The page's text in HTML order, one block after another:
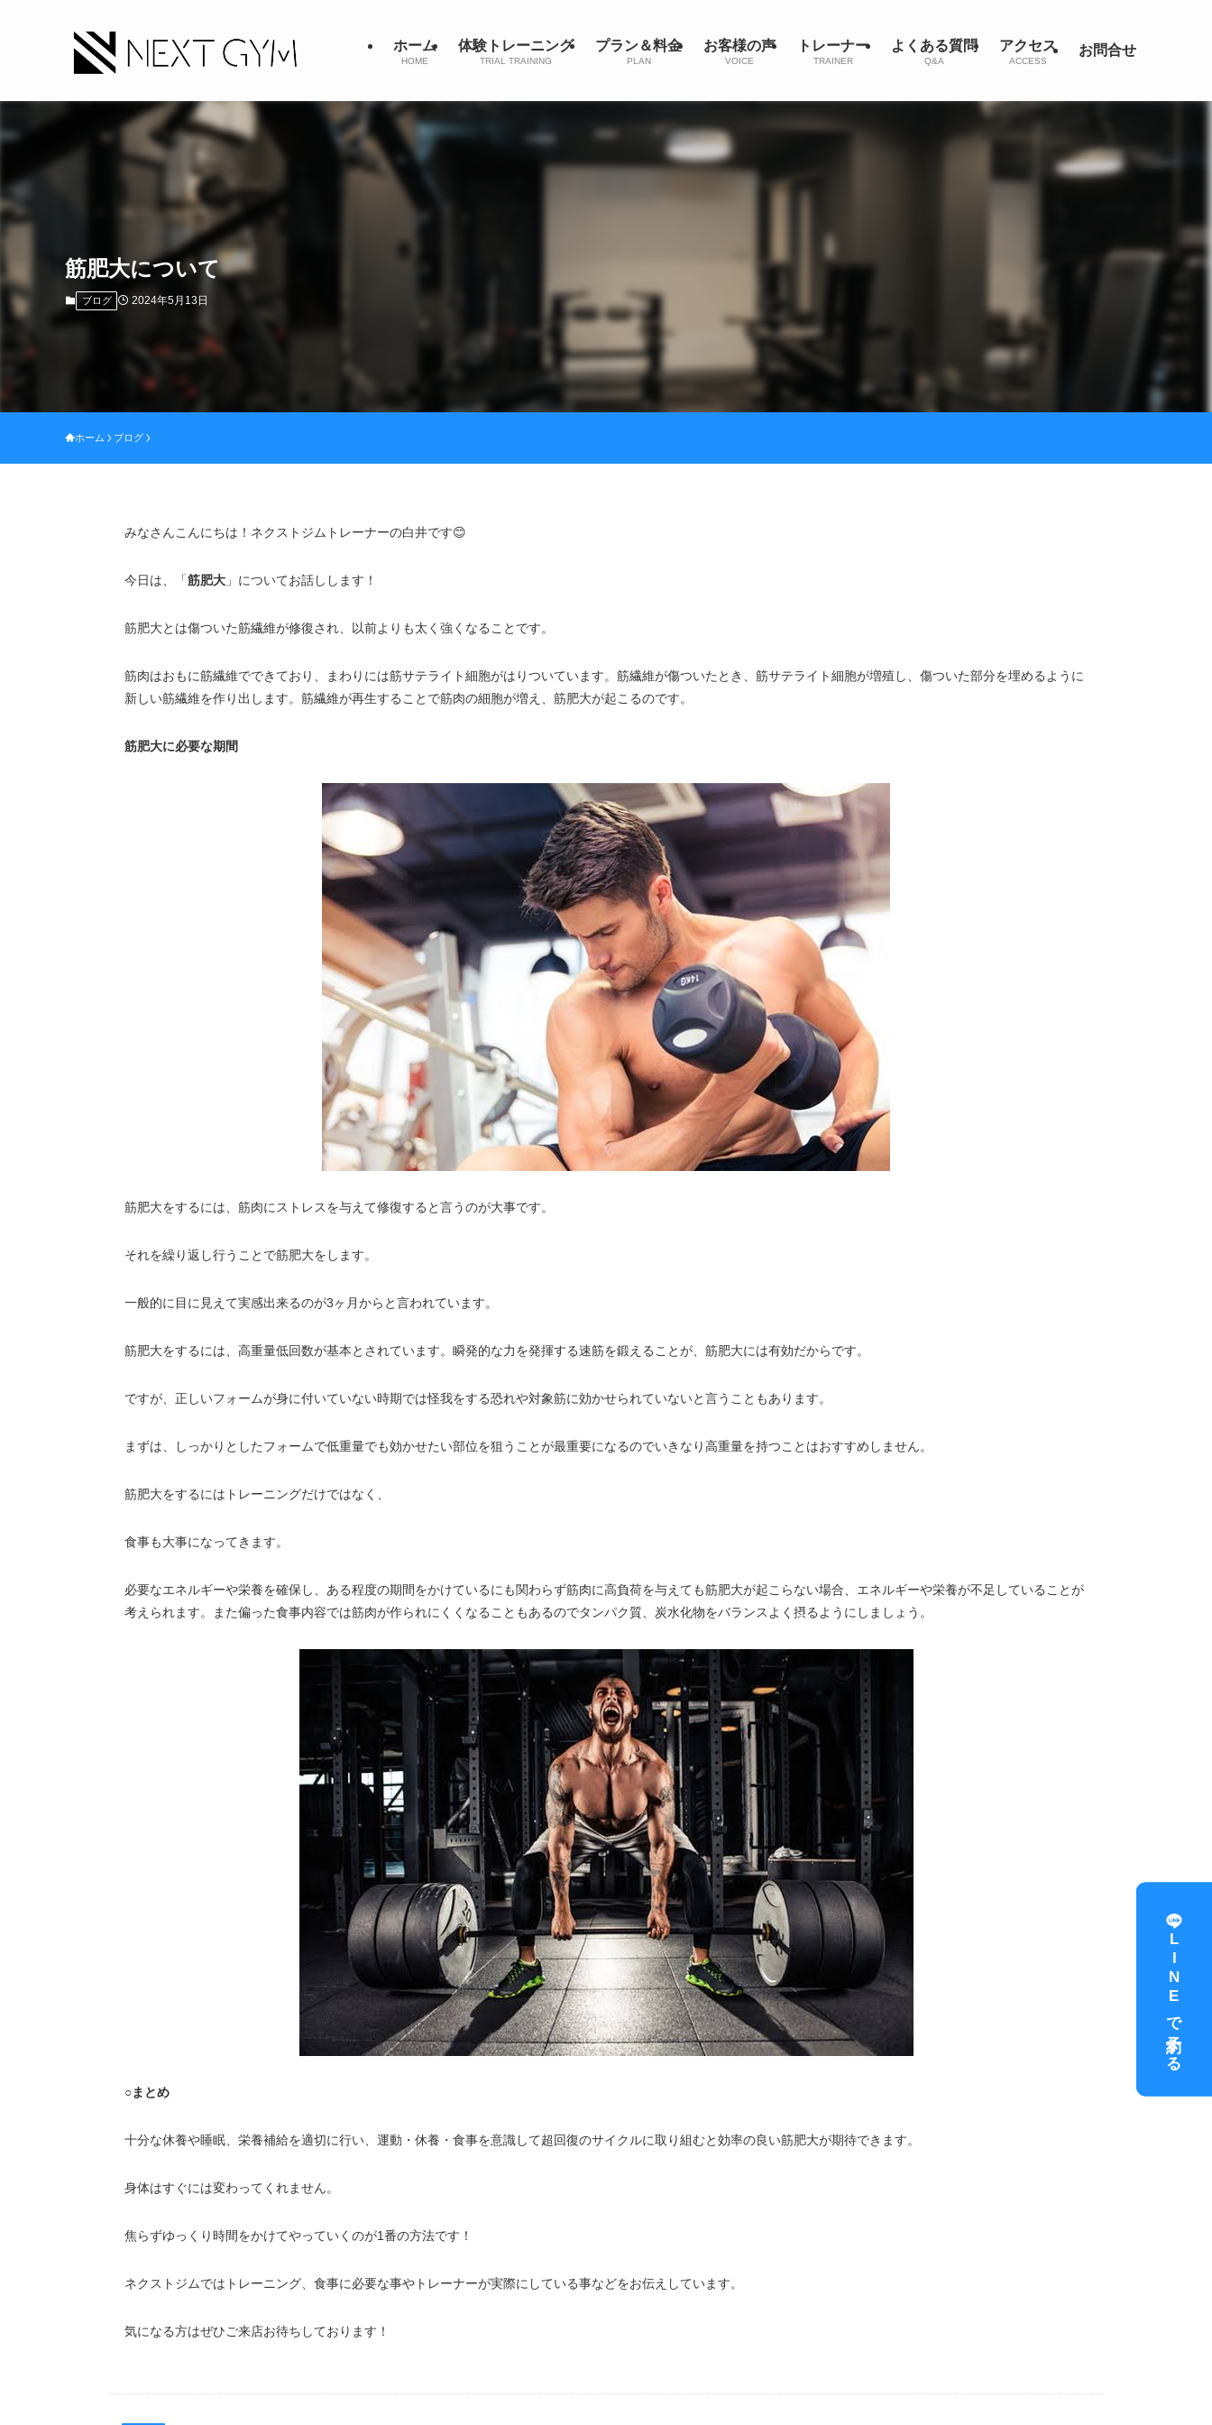
ホーム
HOME
体験トレーニング
TRIAL TRAINING
プラン＆料金
PLAN
お客様の声
VOICE
トレーナー
TRAINER
よくある質問
Q&A
アクセス
ACCESS
お問合せ
筋肥大について
ブログ 2024年5月13日
ホーム ブログ
みなさんこんにちは！ネクストジムトレーナーの白井です😊
今日は、「筋肥大 」についてお話しします！
筋肥大とは傷ついた筋繊維が修復され、以前よりも太く強くなることです。
筋肉はおもに筋繊維でできており、まわりには筋サテライト細胞がはりついています。筋繊維が傷ついたとき、筋サテライト細胞が増殖し、傷ついた部分を埋めるように
新しい筋繊維を作り出します。筋繊維が再生することで筋肉の細胞が増え、筋肥大が起こるのです。
筋肥大に必要な期間
筋肥大をするには、筋肉にストレスを与えて修復すると言うのが大事です。
それを繰り返し行うことで筋肥大をします。
一般的に目に見えて実感出来るのが3ヶ月からと言われています。
筋肥大をするには、高重量低回数が基本とされています。瞬発的な力を発揮する速筋を鍛えることが、筋肥大には有効だからです。
ですが、正しいフォームが身に付いていない時期では怪我をする恐れや対象筋に効かせられていないと言うこともあります。
まずは、しっかりとしたフォームで低重量でも効かせたい部位を狙うことが最重要になるのでいきなり高重量を持つことはおすすめしません。
筋肥大をするにはトレーニングだけではなく、
食事も大事になってきます。
必要なエネルギーや栄養を確保し、ある程度の期間をかけているにも関わらず筋肉に高負荷を与えても筋肥大が起こらない場合、エネルギーや栄養が不足していることが
考えられます。また偏った食事内容では筋肉が作られにくくなることもあるのでタンパク質、炭水化物をバランスよく摂るようにしましょう。
○まとめ
十分な休養や睡眠、栄養補給を適切に行い、運動・休養・食事を意識して超回復のサイクルに取り組むと効率の良い筋肥大が期待できます。
身体はすぐには変わってくれません。
焦らずゆっくり時間をかけてやっていくのが1番の方法です！
ネクストジムではトレーニング、食事に必要な事やトレーナーが実際にしている事などをお伝えしています。
気になる方はぜひご来店お待ちしております！
LINEで予約する
LINEで予約する